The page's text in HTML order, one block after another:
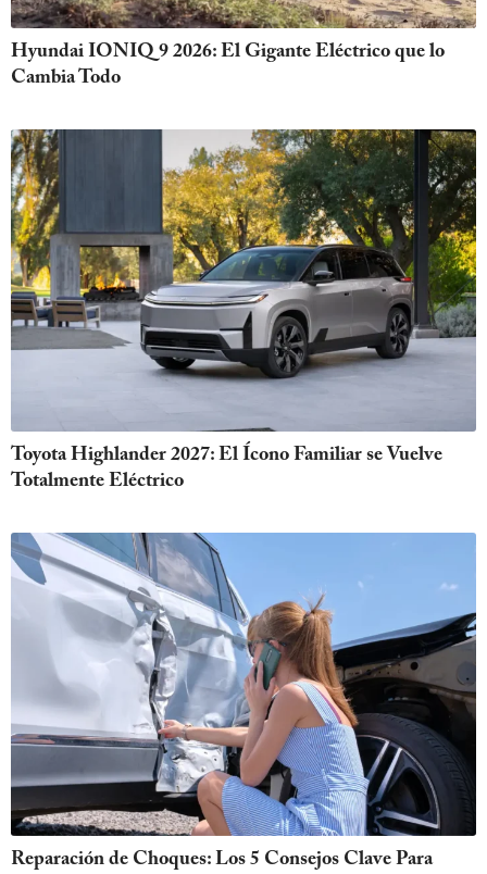
Hyundai IONIQ 9 2026: El Gigante Eléctrico que lo
Cambia Todo
Toyota Highlander 2027: El Ícono Familiar se Vuelve
Totalmente Eléctrico
Reparación de Choques: Los 5 Consejos Clave Para